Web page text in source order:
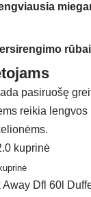
pasiruošę
reikia